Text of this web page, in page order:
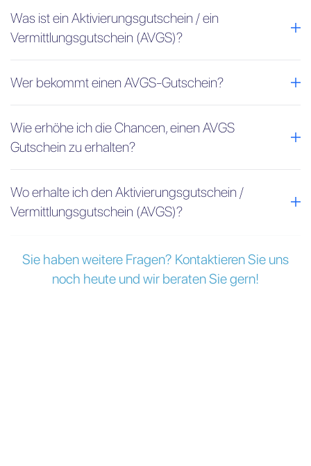
Was ist ein Aktivierungsgutschein / ein
Vermittlungsgutschein (AVGS)?
Wer bekommt einen AVGS-Gutschein?
Wie erhöhe ich die Chancen, einen AVGS
Gutschein zu erhalten?
Wo erhalte ich den Aktivierungsgutschein /
Vermittlungsgutschein (AVGS)?
Sie haben weitere Fragen? Kontaktieren Sie uns
noch heute und wir beraten Sie gern!